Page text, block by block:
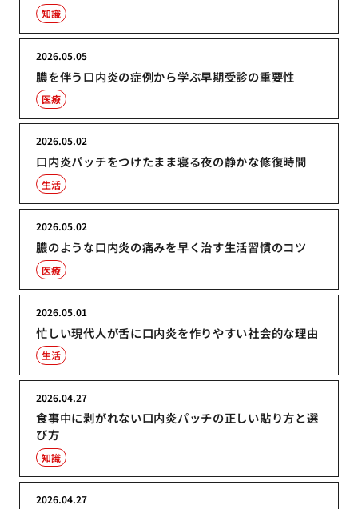
知識
膿を伴う口内炎の症例から学ぶ早期受診の重要性
2026.05.05
医療
口内炎パッチをつけたまま寝る夜の静かな修復時間
2026.05.02
生活
膿のような口内炎の痛みを早く治す生活習慣のコツ
2026.05.02
医療
忙しい現代人が舌に口内炎を作りやすい社会的な理由
2026.05.01
生活
食事中に剥がれない口内炎パッチの正しい貼り方と選
び方
2026.04.27
知識
2026.04.27